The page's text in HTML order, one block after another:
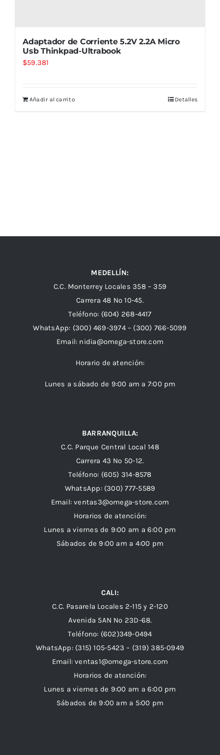
Adaptador de Corriente 5.2V 2.2A Micro
Usb Thinkpad-Ultrabook
$59.381
Añadir al carrito Detalles
MEDELLÍN:
C.C. Monterrey Locales 358 – 359
Carrera 48 Nº 10-45.
Teléfono: (604) 268-4417
WhatsApp: (300) 469-3974 – (300) 766-5099
Email: nidia@omega-store.com
Horario de atención:
Lunes a sábado de 9:00 am a 7:00 pm
BARRANQUILLA:
C.C. Parque Central Local 148
Carrera 43 Nº 50-12.
Teléfono: (605) 314-8578
WhatsApp: (300) 777-5589
Email: ventas3@omega-store.com
Horarios de atención:
Lunes a viernes de 9:00 am a 6:00 pm
Sábados de 9:00 am a 4:00 pm
CALI:
C.C. Pasarela Locales 2-115 y 2-120
Avenida 5AN Nº 23D-68.
Teléfono: (602)349-0494
WhatsApp: (315) 105-5423 – (319) 385-0949
Email:ventas1@omega-store.com
Horarios de atención:
Lunes a viernes de 9:00 am a 6:00 pm
Sábados de 9:00 am a 5:00 pm